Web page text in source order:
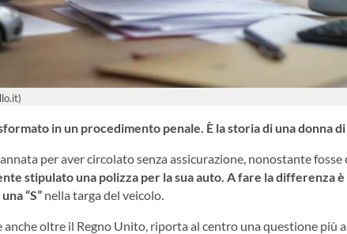
in un procedimento penale. È la storia di una donna di
per aver circolato senza assicurazione, nonostante
stipulato una polizza per la sua auto. A fare la differenza è
“S” nella targa del veicolo.
oltre il Regno Unito, riporta al centro una questione più